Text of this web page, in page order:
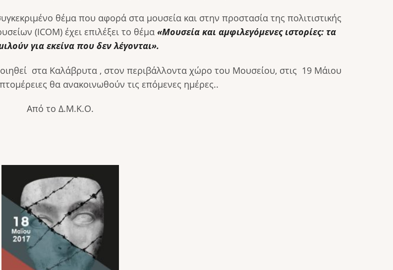
θέμα που αφορά στα μουσεία και στην προστασία της πολιτιστικής
(ICOM) έχει επιλέξει το θέμα «Μουσεία και αμφιλεγόμενες ιστορίες: τα
για εκείνα που δεν λέγονται».
στα Καλάβρυτα , στον περιβάλλοντα χώρο του Μουσείου, στις 19 Μάιου
θα ανακοινωθούν τις επόμενες ημέρες..
Από το Δ.Μ.Κ.Ο.